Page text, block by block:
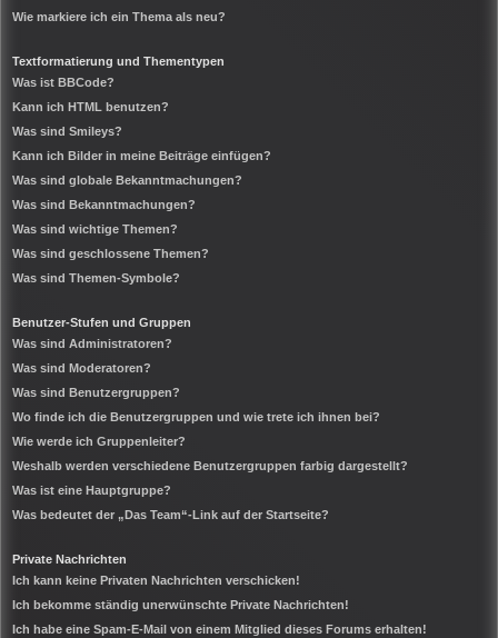
Wie markiere ich ein Thema als neu?
Textformatierung und Thementypen
Was ist BBCode?
Kann ich HTML benutzen?
Was sind Smileys?
Kann ich Bilder in meine Beiträge einfügen?
Was sind globale Bekanntmachungen?
Was sind Bekanntmachungen?
Was sind wichtige Themen?
Was sind geschlossene Themen?
Was sind Themen-Symbole?
Benutzer-Stufen und Gruppen
Was sind Administratoren?
Was sind Moderatoren?
Was sind Benutzergruppen?
Wo finde ich die Benutzergruppen und wie trete ich ihnen bei?
Wie werde ich Gruppenleiter?
Weshalb werden verschiedene Benutzergruppen farbig dargestellt?
Was ist eine Hauptgruppe?
Was bedeutet der „Das Team“-Link auf der Startseite?
Private Nachrichten
Ich kann keine Privaten Nachrichten verschicken!
Ich bekomme ständig unerwünschte Private Nachrichten!
Ich habe eine Spam-E-Mail von einem Mitglied dieses Forums erhalten!